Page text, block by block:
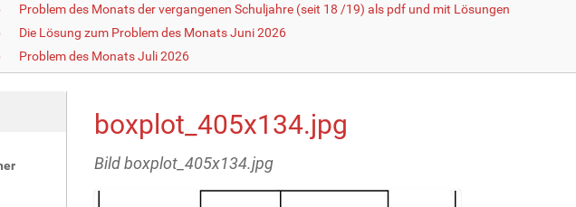
Problem des Monats der vergangenen Schuljahre (seit 18 /19) als pdf und mit Lösungen
Die Lösung zum Problem des Monats Juni 2026
Problem des Monats Juli 2026
boxplot_405x134.jpg
Bild boxplot_405x134.jpg